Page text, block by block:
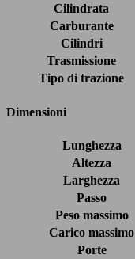
Cilindrata
Carburante
Cilindri
Trasmissione
Tipo di trazione
Dimensioni
Lunghezza
Altezza
Larghezza
Passo
Peso massimo
Carico massimo
Porte